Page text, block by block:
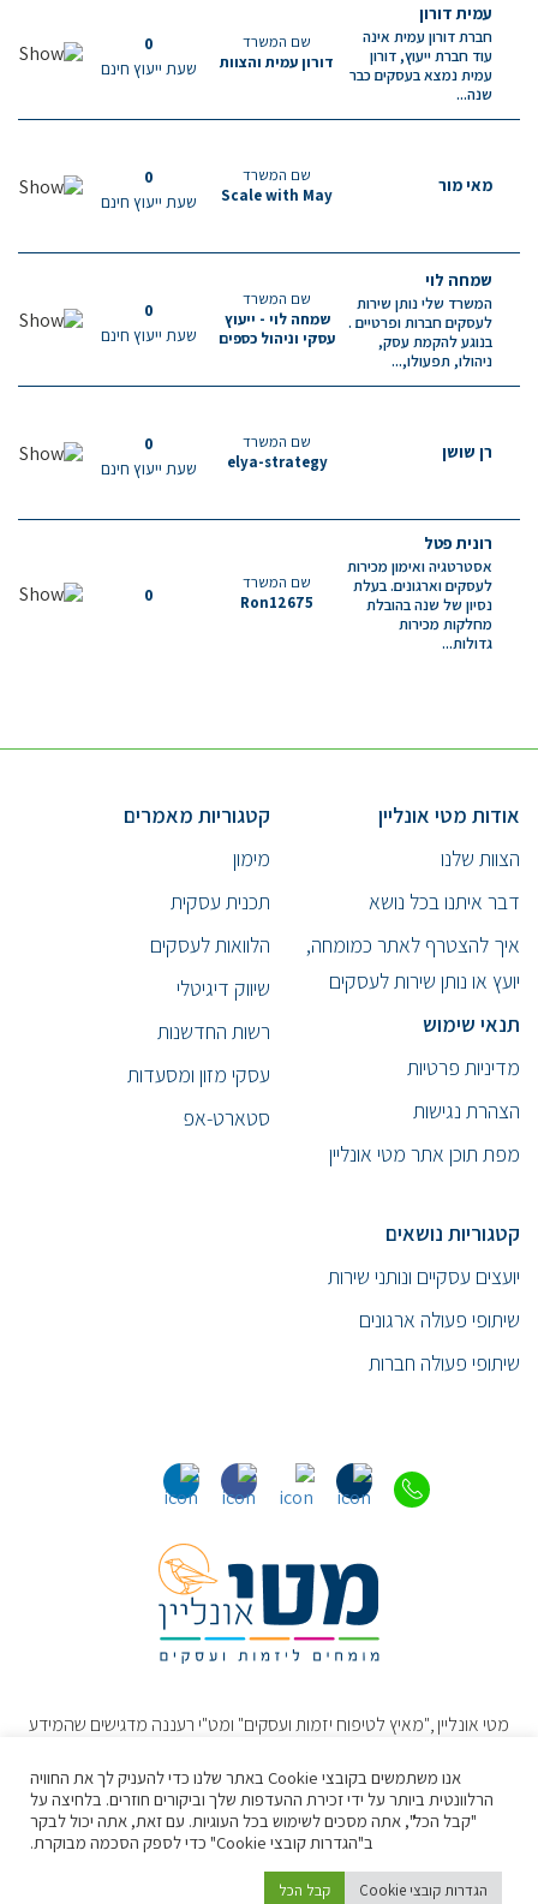
עמית דורון
חברת דורון עמית אינה
עוד חברת ייעוץ, דורון
עמית נמצא בעסקים כבר
שנה...
שם המשרד
דורון עמית והצוות
0
שעת ייעוץ חינם
מאי מור
שם המשרד
Scale with May
0
שעת ייעוץ חינם
שמחה לוי
המשרד שלי נותן שירות
לעסקים חברות ופרטיים .
בנוגע להקמת עסק,
ניהולו, תפעולו,...
שם המשרד
שמחה לוי - ייעוץ
עסקי וניהול כספים
0
שעת ייעוץ חינם
רן שושן
שם המשרד
elya-strategy
0
שעת ייעוץ חינם
רונית פטל
אסטרטגיה ואימון מכירות
לעסקים וארגונים. בעלת
נסיון של שנה בהובלת
מחלקות מכירות
גדולות...
שם המשרד
Ron12675
0
אודות מטי אונליין
הצוות שלנו
דבר איתנו בכל נושא
איך להצטרף לאתר כמומחה,
יועץ או נותן שירות לעסקים
תנאי שימוש
מדיניות פרטיות
הצהרת נגישות
מפת תוכן אתר מטי אונליין
קטגוריות מאמרים
מימון
תכנית עסקית
הלוואות לעסקים
שיווק דיגיטלי
רשות החדשנות
עסקי מזון ומסעדות
סטארט-אפ
קטגוריות נושאים
יועצים עסקיים ונותני שירות
שיתופי פעולה ארגונים
שיתופי פעולה חברות
מטי אונליין ,"מאיץ לטיפוח יזמות ועסקים" ומט"י רעננה מדגישים שהמידע
אלו אינם מהווים חוות דעת או עצה מקצועיתˎ או תחליף להתייעצות ישירה
עם איש מקצוע/מומחה/יועץ מתאים באשר לטיפול הנדרש.
לקבלת הכוונה עסקית או יעוץ,לחצו:
אנו משתמשים בקובצי Cookie באתר שלנו כדי להעניק לך את החוויה
הרלוונטית ביותר על ידי זכירת ההעדפות שלך וביקורים חוזרים. בלחיצה על
"קבל הכל", אתה מסכים לשימוש בכל העוגיות. עם זאת, אתה יכול לבקר
ב"הגדרות קובצי Cookie" כדי לספק הסכמה מבוקרת.
הגדרות קובצי Cookie קבל הכל